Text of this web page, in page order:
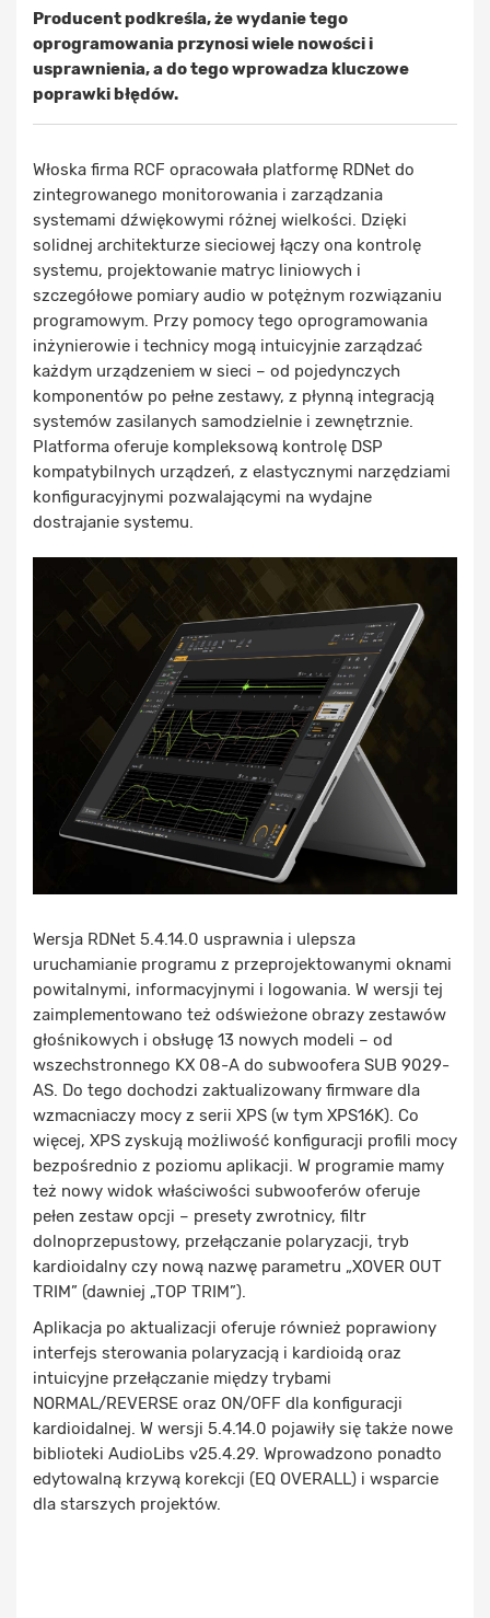
Producent podkreśla, że wydanie tego
oprogramowania przynosi wiele nowości i
usprawnienia, a do tego wprowadza kluczowe
poprawki błędów.
Włoska firma RCF opracowała platformę RDNet do
zintegrowanego monitorowania i zarządzania
systemami dźwiękowymi różnej wielkości. Dzięki
solidnej architekturze sieciowej łączy ona kontrolę
systemu, projektowanie matryc liniowych i
szczegółowe pomiary audio w potężnym rozwiązaniu
programowym. Przy pomocy tego oprogramowania
inżynierowie i technicy mogą intuicyjnie zarządzać
każdym urządzeniem w sieci – od pojedynczych
komponentów po pełne zestawy, z płynną integracją
systemów zasilanych samodzielnie i zewnętrznie.
Platforma oferuje kompleksową kontrolę DSP
kompatybilnych urządzeń, z elastycznymi narzędziami
konfiguracyjnymi pozwalającymi na wydajne
dostrajanie systemu.
Wersja RDNet 5.4.14.0 usprawnia i ulepsza
uruchamianie programu z przeprojektowanymi oknami
powitalnymi, informacyjnymi i logowania. W wersji tej
zaimplementowano też odświeżone obrazy zestawów
głośnikowych i obsługę 13 nowych modeli – od
wszechstronnego KX 08-A do subwoofera SUB 9029-
AS. Do tego dochodzi zaktualizowany firmware dla
wzmacniaczy mocy z serii XPS (w tym XPS16K). Co
więcej, XPS zyskują możliwość konfiguracji profili mocy
bezpośrednio z poziomu aplikacji. W programie mamy
też nowy widok właściwości subwooferów oferuje
pełen zestaw opcji – presety zwrotnicy, filtr
dolnoprzepustowy, przełączanie polaryzacji, tryb
kardioidalny czy nową nazwę parametru „XOVER OUT
TRIM” (dawniej „TOP TRIM”).
Aplikacja po aktualizacji oferuje również poprawiony
interfejs sterowania polaryzacją i kardioidą oraz
intuicyjne przełączanie między trybami
NORMAL/REVERSE oraz ON/OFF dla konfiguracji
kardioidalnej. W wersji 5.4.14.0 pojawiły się także nowe
biblioteki AudioLibs v25.4.29. Wprowadzono ponadto
edytowalną krzywą korekcji (EQ OVERALL) i wsparcie
dla starszych projektów.